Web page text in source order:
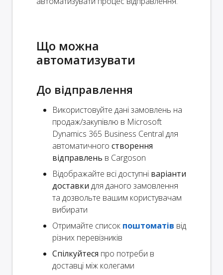
Що можна
автоматизувати
До відправлення
Використовуйте дані замовлень на
продаж/закупівлю в Microsoft
Dynamics 365 Business Central для
автоматичного створення
відправлень в Cargoson
Відображайте всі доступні варіанти
доставки для даного замовлення
та дозвольте вашим користувачам
вибирати
Отримайте список поштоматів від
різних перевізників
Спілкуйтеся про потреби в
доставці між колегами